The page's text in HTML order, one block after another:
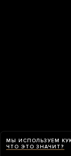
МЫ ИСПОЛЬЗУЕМ
ЧТО ЭТО ЗНАЧИТ?